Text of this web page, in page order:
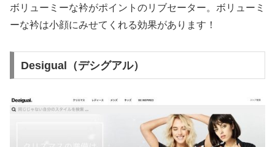
ボリューミーな衿がポイントのリブセーター。ボリューミ
ーな衿は小顔にみせてくれる効果があります！
Desigual（デシグアル）